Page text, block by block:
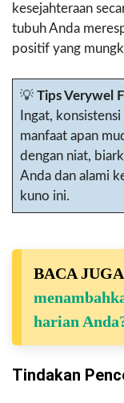
kesejahteraan
tubuh Anda
positif yang
💡 Tips Verywel
Ingat,
manfaat apan
dengan niat,
Anda dan alami
kuno ini.
BACA
harian
Tindakan